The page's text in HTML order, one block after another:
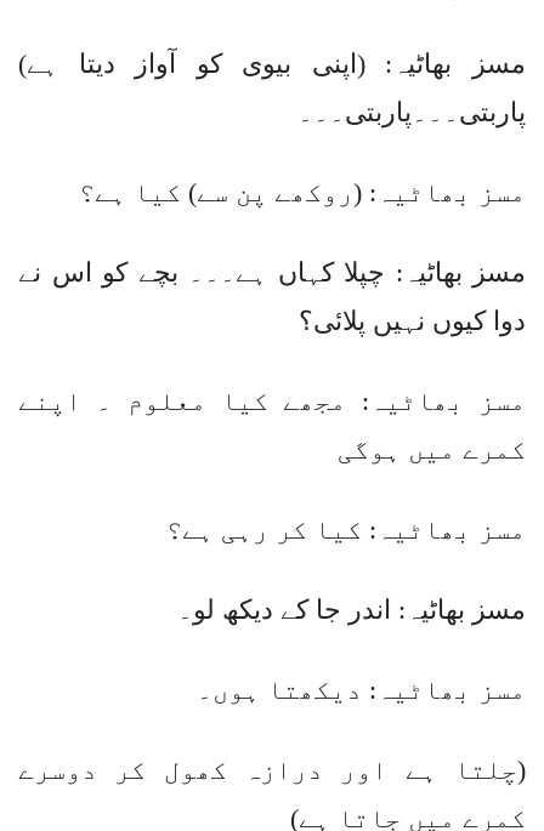
مسز بھاٹیہ: (اپنی بیوی کو آواز دیتا ہے)
پاربتی۔۔۔پاربتی۔۔۔
مسز بھاٹیہ: (روکھے پن سے) کیا ہے؟
مسز بھاٹیہ: چپلا کہاں ہے۔۔۔ بچے کو اس نے
دوا کیوں نہیں پلائی؟
مسز بھاٹیہ: مجھے کیا معلوم ۔ اپنے
کمرے میں ہوگی
مسز بھاٹیہ: کیا کر رہی ہے؟
مسز بھاٹیہ: اندر جا کے دیکھ لو۔
مسز بھاٹیہ: دیکھتا ہوں۔
(چلتا ہے اور درازہ کھول کر دوسرے
کمرے میں جاتا ہے)